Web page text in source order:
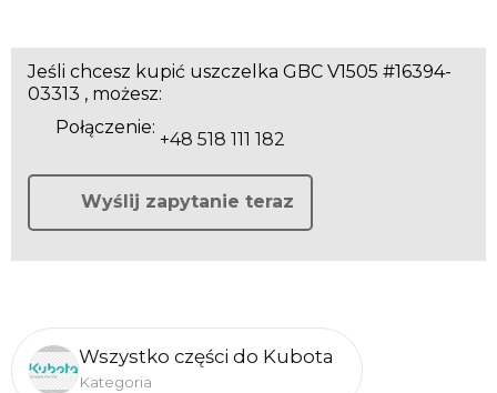
Jeśli chcesz kupić uszczelka GBC V1505 #16394-
03313 , możesz:
Połączenie:
+48 518 111 182
Wyślij zapytanie teraz
Wszystko części do Kubota
Kategoria